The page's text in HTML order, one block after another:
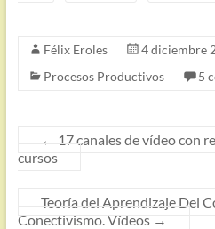
Félix Eroles
4 diciembre
Procesos Productivos
5
← 17 canales de vídeo con
cursos
Teoría del Aprendizaje Del
Conectivismo. Vídeos →